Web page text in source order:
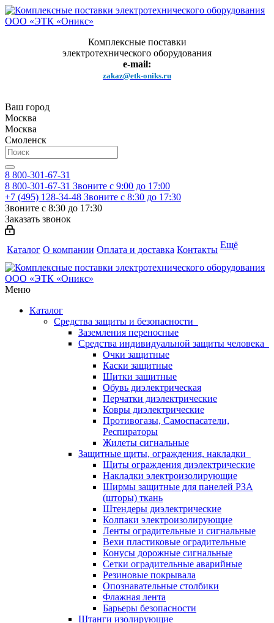
Комплексные поставки
электротехнического оборудования
e-mail:
zakaz@etk-oniks.ru
Ваш город
Москва
Москва
Смоленск
8 800-301-67-31
8 800-301-67-31 Звоните с 9:00 до 17:00
+7 (495) 128-34-48 Звоните с 8:30 до 17:30
Звоните с 8:30 до 17:30
Заказать звонок
Каталог О компании Оплата и доставка Контакты Ещё
Меню
Каталог
Средства защиты и безопасности
Заземления переносные
Средства индивидуальной защиты человека
Очки защитные
Каски защитные
Щитки защитные
Обувь диэлектрическая
Перчатки диэлектрические
Ковры диэлектрические
Противогазы, Самоспасатели,
Респираторы
Жилеты сигнальные
Защитные щиты, ограждения, накладки
Щиты ограждения диэлектрические
Накладки электроизолирующие
Ширмы защитные для панелей РЗА
(шторы) ткань
Штендеры диэлектрические
Колпаки электроизолирующие
Ленты оградительные и сигнальные
Вехи пластиковые оградительные
Конусы дорожные сигнальные
Сетки оградительные аварийные
Резиновые покрывала
Опознавательные столбики
Флажная лента
Барьеры безопасности
Штанги изолирующие